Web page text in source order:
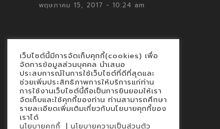
พฤษภาคม 15, 2017 - 10:24 am
Contact
นโยบายคุกกี้
นโยบายข้อมูลส่วนบุคคล
เว็บไซต์นี้มีการจัดเก็บคุกกี้(cookies) เพื่อ
จัดการข้อมูลส่วนบุคคล นำเสนอ
ประสบการณ์ในการใช้เว็บไซต์ที่ดีที่สุดและ
ช่วยเพิ่มประสิทธิภาพการให้บริการแก่ท่าน
การใช้งานเว็บไซต์นี้ถือเป็นการยินยอมให้เรา
จัดเก็บและใช้คุกกี้ของท่าน ท่านสามารถศึกษา
รายละเอียดเพิ่มเติมเกี่ยวกับนโยบายคุกกี้ของ
เราได้
นโยบายคุกกี้ | นโยบายความเป็นส่วนตัว